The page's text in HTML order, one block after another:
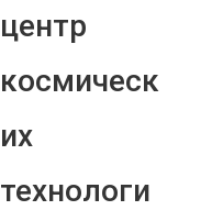
центр
космическ
их
технологи